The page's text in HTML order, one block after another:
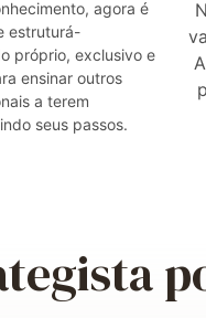
agora é
estruturá-
próprio, exclusivo e
ensinar outros
a terem
seus passos.